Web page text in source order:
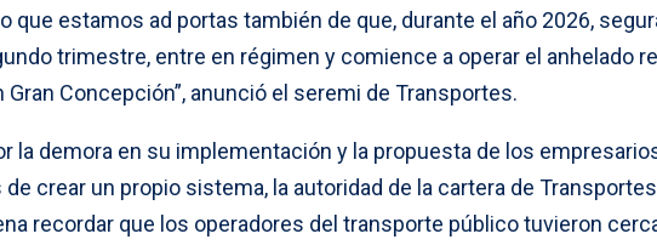
que estamos ad portas también de que, durante el año 2026,
trimestre, entre en régimen y comience a operar el anhelado
Concepción”, anunció el seremi de Transportes.
la demora en su implementación y la propuesta de los
crear un propio sistema, la autoridad de la cartera de
recordar que los operadores del transporte público tuvieron